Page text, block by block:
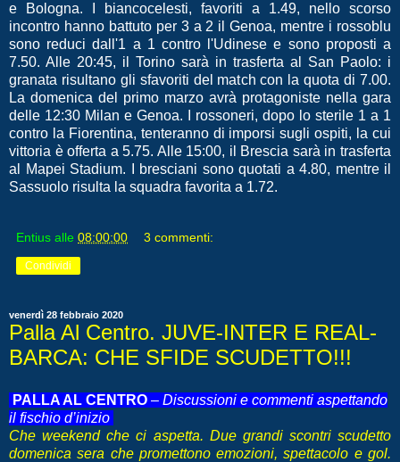
e Bologna. I biancocelesti, favoriti a 1.49, nello scorso
incontro hanno battuto per 3 a 2 il Genoa, mentre i rossoblu
sono reduci dall'1 a 1 contro l'Udinese e sono proposti a
7.50. Alle 20:45, il Torino sarà in trasferta al San Paolo: i
granata risultano gli sfavoriti del match con la quota di 7.00.
La domenica del primo marzo avrà protagoniste nella gara
delle 12:30 Milan e Genoa. I rossoneri, dopo lo sterile 1 a 1
contro la Fiorentina, tenteranno di imporsi sugli ospiti, la cui
vittoria è offerta a 5.75. Alle 15:00, il Brescia sarà in trasferta
al Mapei Stadium. I bresciani sono quotati a 4.80, mentre il
Sassuolo risulta la squadra favorita a 1.72.
Entius alle 08:00:00 3 commenti:
Condividi
venerdì 28 febbraio 2020
Palla Al Centro. JUVE-INTER E REAL-
BARCA: CHE SFIDE SCUDETTO!!!
PALLA AL CENTRO – Discussioni e commenti aspettando
il fischio d’inizio
Che weekend che ci aspetta. Due grandi scontri scudetto
domenica sera che promettono emozioni, spettacolo e gol.